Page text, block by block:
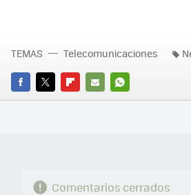
FACEBOOK
TWITTERFLIPBOARD
E-
WHATSAPP
TEMAS Telecomunicaciones
Comentarios cerrados